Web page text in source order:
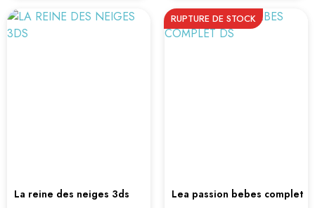
la reine des neiges 3ds
lea passion bebes complet
RUPTURE DE STOCK